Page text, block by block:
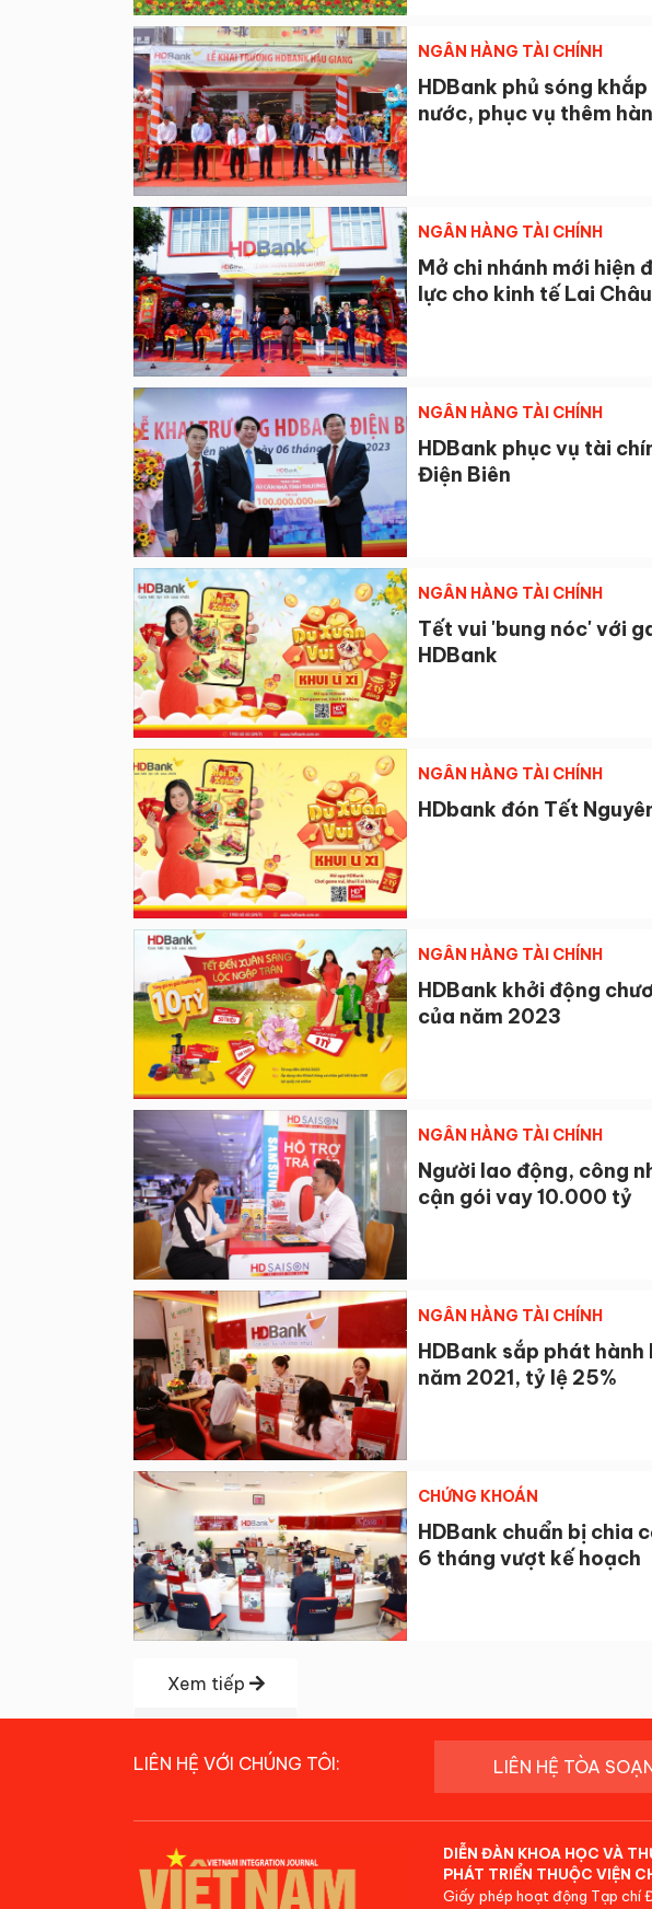
NGÂN HÀNG TÀI CHÍNH
HDBank phủ sóng
nước, phục vụ thêm
NGÂN HÀNG TÀI CHÍNH
Mở chi nhánh mới hiện
lực cho kinh tế Lai Châu
NGÂN HÀNG TÀI CHÍNH
HDBank phục vụ tài
Điện Biên
NGÂN HÀNG TÀI CHÍNH
Tết vui 'bung nóc' với
HDBank
NGÂN HÀNG TÀI CHÍNH
HDbank đón Tết
NGÂN HÀNG TÀI CHÍNH
HDBank khởi động
của năm 2023
NGÂN HÀNG TÀI CHÍNH
Người lao động, công
cận gói vay 10.000 tỷ
NGÂN HÀNG TÀI CHÍNH
HDBank sắp phát
năm 2021, tỷ lệ 25%
CHỨNG KHOÁN
HDBank chuẩn bị chia
6 tháng vượt kế hoạch
Xem tiếp
LIÊN HỆ VỚI CHÚNG TÔI: LIÊN HỆ TÒA
DIỄN ĐÀN KHOA HỌC VÀ
PHÁT TRIỂN THUỘC VIỆN
Giấy phép hoạt động Tạp